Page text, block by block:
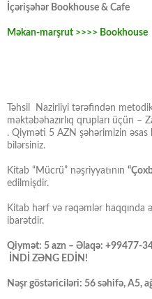
İçərişəhər Bookhouse & Cafe
Məkan-marşrut >>>> Bookhouse
Təhsil Nazirliyi tərəfindən
məktəbəhazırlıq qrupları üçün –
. Qiyməti 5 AZN şəhərimizin əsas
bilərsiniz.
Kitab “Mücrü” nəşriyyatının
edilmişdir.
Kitab hərf və rəqəmlər haqqında
ibarətdir.
Qiymət: 5 azn – Əlaqə: +99477-
İNDİ ZƏNG EDİN!
Nəşr göstəriciləri: 56 səhifə, A5,